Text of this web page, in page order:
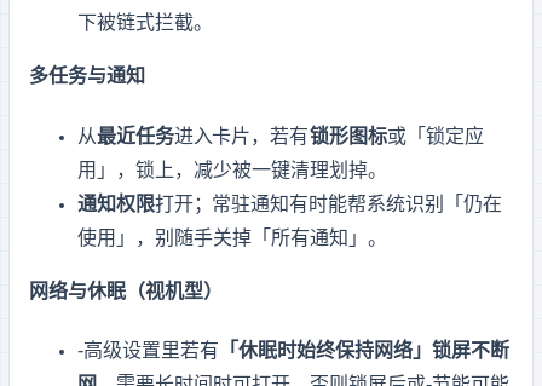
下被链式拦截。
多任务与通知
从最近任务进入 Termux 卡片，若有锁形图标或「锁定应
用」，锁上，减少被一键清理划掉。
通知权限打开；Termux 常驻通知有时能帮系统识别「仍在
使用」，别随手关掉「所有通知」。
网络与休眠（视机型）
Wi‑Fi 高级设置里若有 「休眠时始终保持网络」锁屏不断